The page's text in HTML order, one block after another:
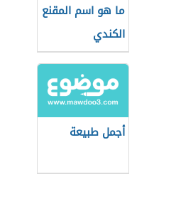
ما هو اسم المقنع
الكندي
أجمل طبيعة